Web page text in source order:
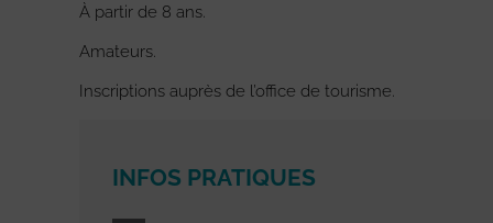
À partir de 8 ans.
Amateurs.
Inscriptions auprès de l’office de tourisme.
INFOS PRATIQUES